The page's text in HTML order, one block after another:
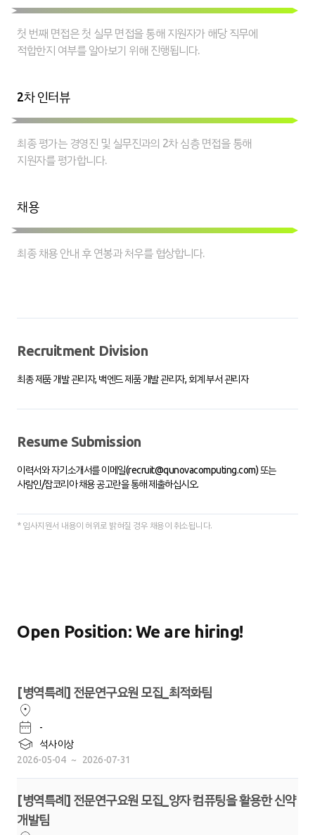
첫 번째 면접은 첫 실무 면접을 통해 지원자가 해당 직무에
적합한지 여부를 알아보기 위해 진행됩니다.
2차 인터뷰
최종 평가는 경영진 및 실무진과의 2차 심층 면접을 통해
지원자를 평가합니다.
채용
최종 채용 안내 후 연봉과 처우를 협상합니다.
Recruitment Division
최종 제품 개발 관리자, 백엔드 제품 개발 관리자, 회계 부서 관리자
Resume Submission
이력서와 자기소개서를 이메일(recruit@qunovacomputing.com) 또는
사람인/잡코리아 채용 공고란을 통해 제출하십시오.
* 입사지원서 내용이 허위로 밝혀질 경우 채용이 취소됩니다.
Open Position: We are hiring!
[병역특례] 전문연구요원 모집_최적화팀
-
석사 이상
2026-05-04 ~ 2026-07-31
[병역특례] 전문연구요원 모집_양자 컴퓨팅을 활용한 신약
개발팀